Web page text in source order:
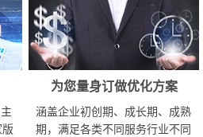
为您量身订做优化方案
涵盖企业初创期、成长期、成熟
期，满足各类不同服务行业不同